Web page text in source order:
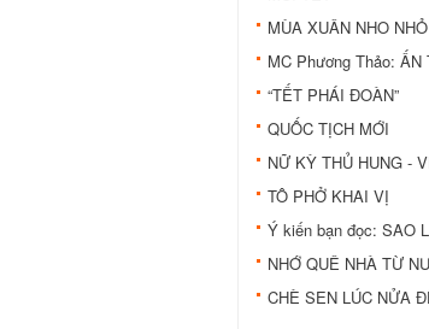
MÙA XUÂN NHO NHỎ
MC Phương Thảo: ẤN
“TẾT PHÁI ĐOÀN”
QUỐC TỊCH MỚI
NỮ KỲ THỦ HUNG -
TÔ PHỞ KHAI VỊ
Ý kiến bạn đọc: SAO
NHỚ QUÊ NHÀ TỪ
CHÈ SEN LÚC NỬA